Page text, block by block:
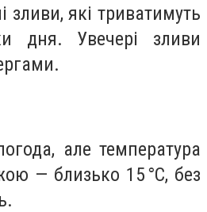
зливи, які триватимуть
дня. Увечері зливи
але температура
— близько 15 °C, без